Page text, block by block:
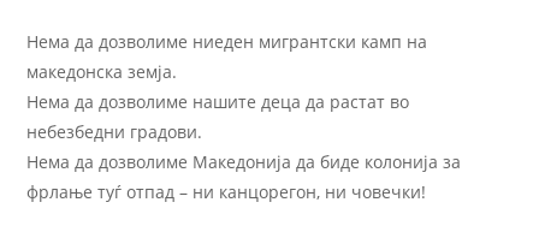
Нема да дозволиме ниеден мигрантски камп на
македонска земја.
Нема да дозволиме нашите деца да растат во
небезбедни градови.
Нема да дозволиме Македонија да биде колонија за
фрлање туѓ отпад – ни канцорегон, ни човечки!